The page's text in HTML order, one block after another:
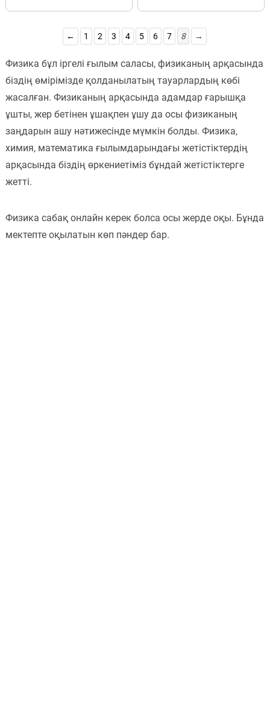
← 1 2 3 4 5 6 7 8 →
Физика бұл іргелі ғылым саласы, физиканың арқасында
біздің өмірімізде қолданылатың тауарлардың көбі
жасалған. Физиканың арқасында адамдар ғарышқа
ұшты, жер бетінен ұшақпен ұшу да осы физиканың
заңдарын ашу нәтижесінде мүмкін болды. Физика,
химия, математика ғылымдарындағы жетістіктердің
арқасында біздің өркениетіміз бұндай жетістіктерге
жетті.
Физика сабақ онлайн керек болса осы жерде оқы. Бұнда
мектепте оқылатын көп пәндер бар.